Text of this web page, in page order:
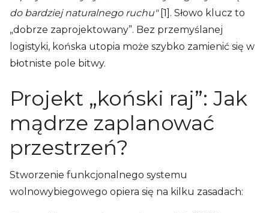
do bardziej naturalnego ruchu"[1]. Słowo klucz to
„dobrze zaprojektowany”. Bez przemyślanej
logistyki, końska utopia może szybko zamienić się w
błotniste pole bitwy.
Projekt „koński raj”: Jak
mądrze zaplanować
przestrzeń?
Stworzenie funkcjonalnego systemu
wolnowybiegowego opiera się na kilku zasadach: